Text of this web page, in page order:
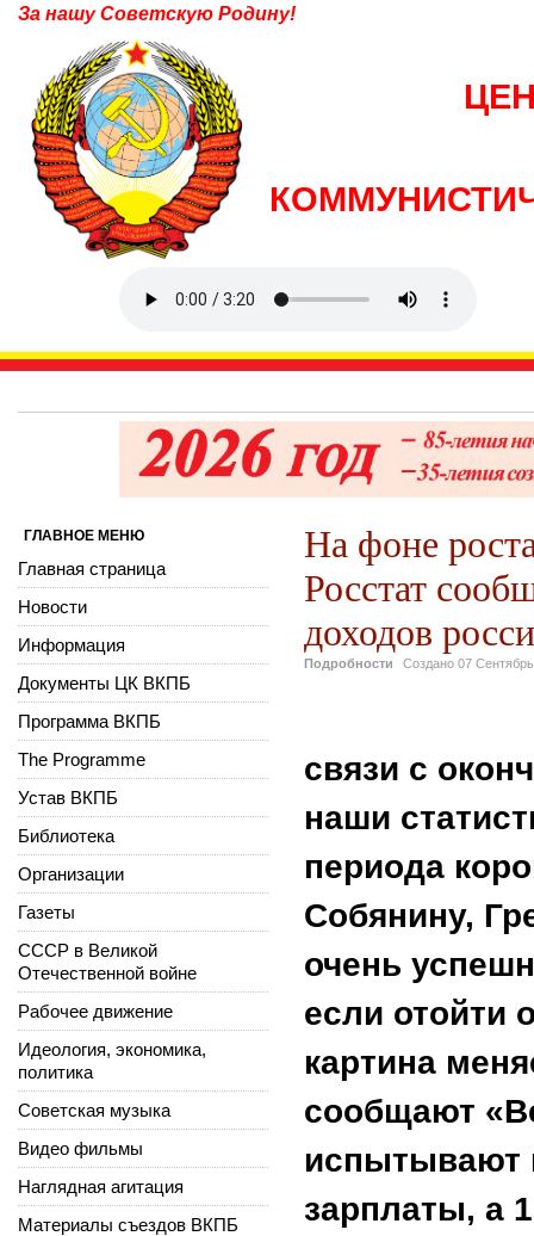
За нашу Советскую Родину!
На фоне
Росстат
доходов
Подробности Создано 07
связи с
наши
периода
Собянину,
очень
если отойти
картина
сообщают
испытывают
зарплаты, а
ГЛАВНОЕ МЕНЮ
Главная страница
Новости
Информация
Документы ЦК ВКПБ
Программа ВКПБ
The Programme
Устав ВКПБ
Библиотека
Организации
Газеты
СССР в Великой
Отечественной войне
Рабочее движение
Идеология, экономика,
политика
Советская музыка
Видео фильмы
Наглядная агитация
Материалы съездов ВКПБ